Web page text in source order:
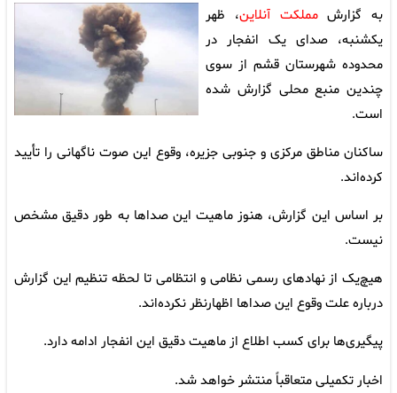
به گزارشمملکت آنلاین، ظهر
یکشنبه، صدای یک انفجار در
محدوده شهرستان قشم از سوی
چندین منبع محلی گزارش شده
است.
ساکنان مناطق مرکزی و جنوبی جزیره، وقوع این صوت ناگهانی را تأیید
کرده‌اند.
بر اساس این گزارش، هنوز ماهیت این صداها به طور دقیق مشخص
نیست.
هیچ‌یک از نهادهای رسمی نظامی و انتظامی تا لحظه تنظیم این گزارش
درباره علت وقوع این صداها اظهارنظر نکرده‌اند.
پیگیری‌ها برای کسب اطلاع از ماهیت دقیق این انفجار ادامه دارد.
اخبار تکمیلی متعاقباً منتشر خواهد شد.